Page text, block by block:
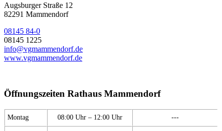
Augsburger Straße 12
82291 Mammendorf
08145 84-0
08145 1225
info@vgmammendorf.de
www.vgmammendorf.de
Öffnungszeiten Rathaus Mammendorf
Montag 08:00 Uhr – 12:00 Uhr ---